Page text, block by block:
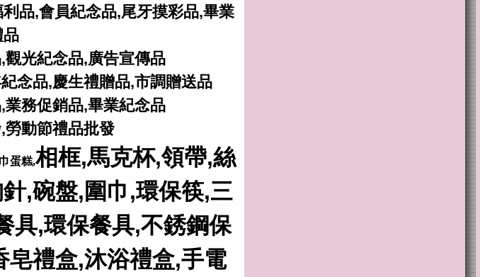
品,會員紀念品,尾牙摸彩品,畢業
品
光紀念品,廣告宣傳品
念品,慶生禮贈品,市調贈送品
務促銷品,畢業紀念品
勞動節禮品批發
蛋糕,相框,馬克杯,領帶,絲
,碗盤,圍巾,環保筷,三
具,環保餐具,不銹鋼保
皂禮盒,沐浴禮盒,手電